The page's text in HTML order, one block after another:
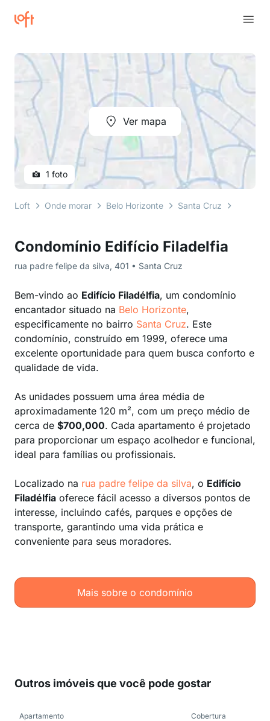
Condomínio Edifício Filadelfia
rua padre felipe da silva, 401 • Santa Cruz
Bem-vindo ao Edifício Filadélfia, um condomínio
encantador situado na Belo Horizonte,
especificamente no bairro Santa Cruz. Este
condomínio, construído em 1999, oferece uma
excelente oportunidade para quem busca conforto e
qualidade de vida.
As unidades possuem uma área média de
aproximadamente 120 m², com um preço médio de
cerca de $700,000. Cada apartamento é projetado
para proporcionar um espaço acolhedor e funcional,
ideal para famílias ou profissionais.
Localizado na rua padre felipe da silva, o Edifício
Filadélfia oferece fácil acesso a diversos pontos de
interesse, incluindo cafés, parques e opções de
transporte, garantindo uma vida prática e
conveniente para seus moradores.
Mais sobre o condomínio
Ver mapa
1 foto
Loft Onde morar Belo Horizonte Santa Cruz
Outros imóveis que você pode gostar
Apartamento Cobertura